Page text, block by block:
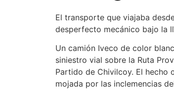
El transporte que viajaba
desperfecto mecánico bajo la
Un camión Iveco de color
siniestro vial sobre la Ruta
Partido de Chivilcoy. El hecho
mojada por las inclemencias